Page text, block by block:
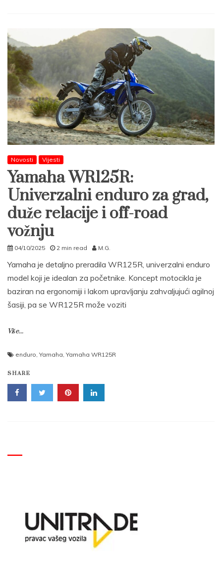
Novosti Vijesti
Yamaha WR125R:
Univerzalni enduro za grad,
duže relacije i off-road
vožnju
04/10/2025 2 min read M.G.
Yamaha je detaljno preradila WR125R, univerzalni enduro
model koji je idealan za početnike. Koncept motocikla je
baziran na ergonomiji i lakom upravljanju zahvaljujući agilnoj
šasiji, pa se WR125R može voziti
Više...
enduro, Yamaha, Yamaha WR125R
SHARE